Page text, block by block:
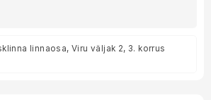
linnaosa, Viru väljak 2, 3. korrus